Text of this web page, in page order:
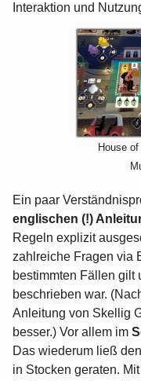
Interaktion und
House
Ein paar
englischen (!)
Regeln explizit
zahlreiche Fragen via
bestimmten Fällen gilt
beschrieben war.
Anleitung von Skellig
besser.) Vor allem im
Das wiederum ließ
in Stocken geraten.